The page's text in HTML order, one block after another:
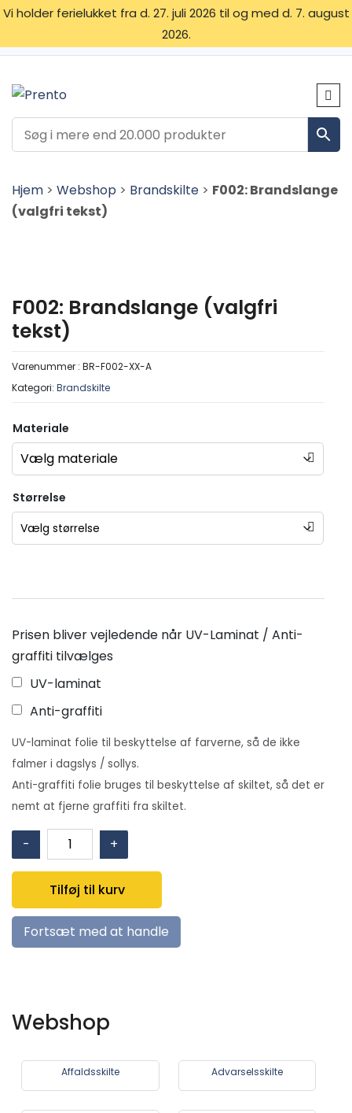
Vi holder ferielukket fra d. 27. juli 2026 til og med d. 7. august
2026.
OM OS
Hjem > Webshop > Brandskilte > F002: Brandslange
(valgfri tekst)
F002: Brandslange (valgfri
tekst)
Varenummer : BR-F002-XX-A
Kategori: Brandskilte
Materiale
Størrelse
Prisen bliver vejledende når UV-Laminat / Anti-
graffiti tilvælges
UV-laminat
Anti-graffiti
UV-laminat folie til beskyttelse af farverne, så de ikke
falmer i dagslys / sollys.
Anti-graffiti folie bruges til beskyttelse af skiltet, så det er
nemt at fjerne graffiti fra skiltet.
-
F002:
Brandslange
(valgfri
tekst)
antal
+
Tilføj til kurv
Fortsæt med at handle
Webshop
Affaldsskilte Advarselsskilte